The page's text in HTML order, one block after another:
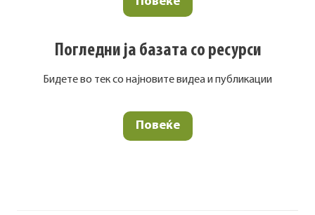
Погледни ја базата со ресурси
Бидете во тек со најновите видеа и публикации
Повеќе